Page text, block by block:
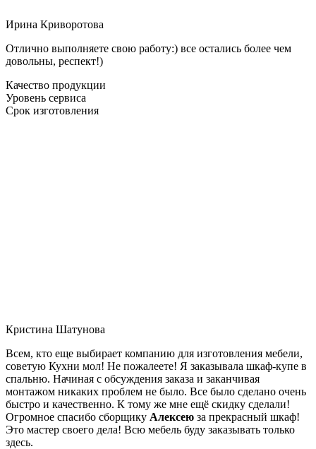
Ирина Криворотова
Отлично выполняете свою работу:) все остались более чем
довольны, респект!)
Качество продукции
Уровень сервиса
Срок изготовления
Кристина Шатунова
Всем, кто еще выбирает компанию для изготовления мебели,
советую Кухни мол! Не пожалеете! Я заказывала шкаф-купе в
спальню. Начиная с обсуждения заказа и заканчивая
монтажом никаких проблем не было. Все было сделано очень
быстро и качественно. К тому же мне ещё скидку сделали!
Огромное спасибо сборщику Алексею за прекрасный шкаф!
Это мастер своего дела! Всю мебель буду заказывать только
здесь.